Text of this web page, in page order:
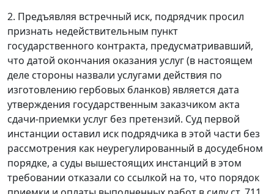
2. Предъявляя встречный иск, подрядчик просил
признать недействительным пункт
государственного контракта, предусматривавший,
что датой окончания оказания услуг (в настоящем
деле стороны назвали услугами действия по
изготовлению гербовых бланков) является дата
утверждения государственным заказчиком акта
сдачи-приемки услуг без претензий. Суд первой
инстанции оставил иск подрядчика в этой части без
рассмотрения как неурегулированный в досудебном
порядке, а суды вышестоящих инстанций в этом
требовании отказали со ссылкой на то, что порядок